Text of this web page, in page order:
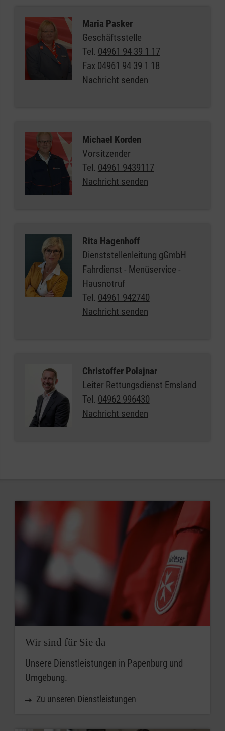
Maria Pasker
Geschäftsstelle
Tel. 04961 94 39 1 17
Fax 04961 94 39 1 18
Nachricht senden
Michael Korden
Vorsitzender
Tel. 04961 9439117
Nachricht senden
Rita Hagenhoff
Dienststellenleitung gGmbH
Fahrdienst - Menüservice -
Hausnotruf
Tel. 04961 942740
Nachricht senden
Christoffer Polajnar
Leiter Rettungsdienst Emsland
Tel. 04962 996430
Nachricht senden
Wir sind für Sie da
Unsere Dienstleistungen in Papenburg und
Umgebung.
Zu unseren Dienstleistungen